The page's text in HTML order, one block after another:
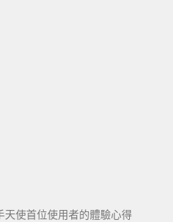
天使首位使用者的體驗心得